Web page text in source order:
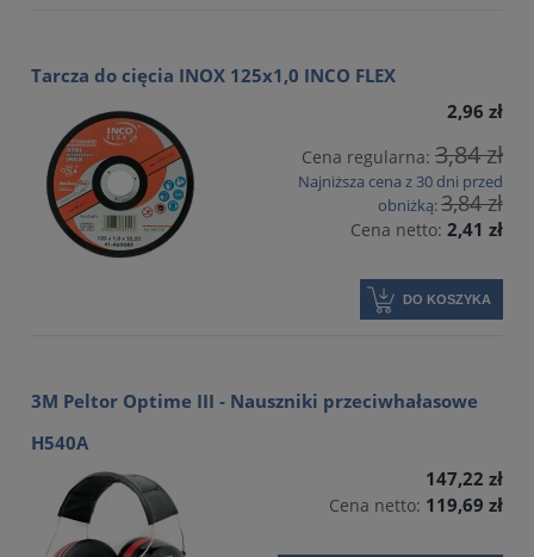
Tarcza do cięcia INOX 125x1,0 INCO FLEX
2,96 zł
Cena regularna: 3,84 zł
Najniższa cena z 30 dni przed
obniżką:3,84 zł
Cena netto: 2,41 zł
DO KOSZYKA
3M Peltor Optime III - Nauszniki przeciwhałasowe
H540A
147,22 zł
Cena netto: 119,69 zł